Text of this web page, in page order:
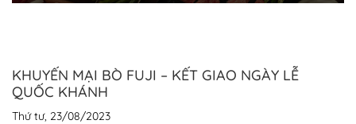
KHUYẾN MẠI BÒ FUJI – KẾT GIAO NGÀY LỄ
QUỐC KHÁNH
Thứ tư, 23/08/2023